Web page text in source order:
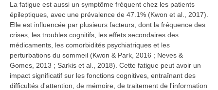
La fatigue est aussi un symptôme fréquent chez les patients
épileptiques, avec une prévalence de 47.1% (Kwon et al., 2017).
Elle est influencée par plusieurs facteurs, dont la fréquence des
crises, les troubles cognitifs, les effets secondaires des
médicaments, les comorbidités psychiatriques et les
perturbations du sommeil (Kwon & Park, 2016 ; Neves &
Gomes, 2013 ; Sarkis et al., 2018). Cette fatigue peut avoir un
impact significatif sur les fonctions cognitives, entraînant des
difficultés d'attention, de mémoire, de traitement de l'information